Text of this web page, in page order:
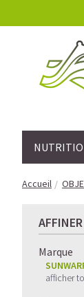
Accueil
Marque
afficher